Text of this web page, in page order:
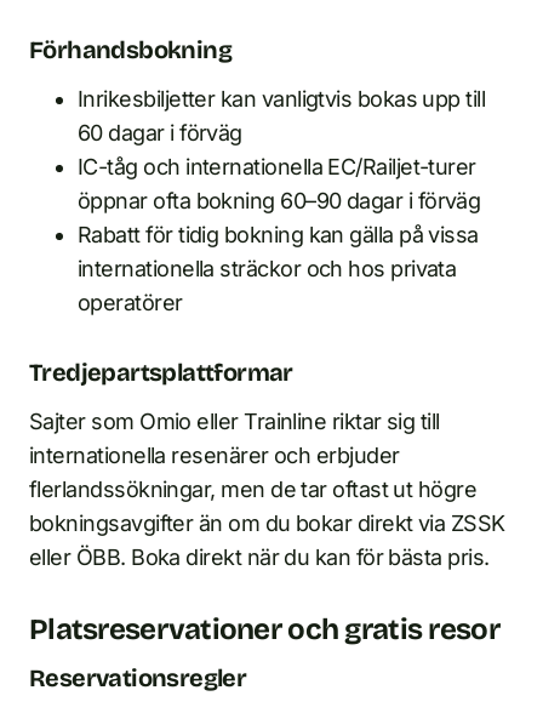
Förhandsbokning
Inrikesbiljetter kan vanligtvis bokas upp till
60 dagar i förväg
IC-tåg och internationella EC/Railjet-turer
öppnar ofta bokning 60–90 dagar i förväg
Rabatt för tidig bokning kan gälla på vissa
internationella sträckor och hos privata
operatörer
Tredjepartsplattformar
Sajter som Omio eller Trainline riktar sig till
internationella resenärer och erbjuder
flerlandssökningar, men de tar oftast ut högre
bokningsavgifter än om du bokar direkt via ZSSK
eller ÖBB. Boka direkt när du kan för bästa pris.
Platsreservationer och gratis resor
Reservationsregler